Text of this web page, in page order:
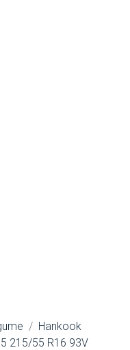
Hankook
215/55 R16 93V